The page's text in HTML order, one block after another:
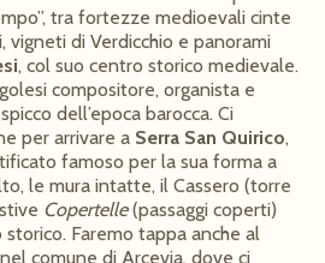
tra fortezze medioevali cinte
vigneti di Verdicchio e panorami
, col suo centro storico medievale.
compositore, organista e
dell’epoca barocca. Ci
per arrivare a Serra San Quirico,
famoso per la sua forma a
le mura intatte, il Cassero (torre
Copertelle(passaggi coperti)
Faremo tappa anche al
nel comune di Arcevia, dove ci